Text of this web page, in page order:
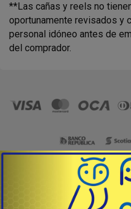
**Las cañas y reels no
oportunamente revisados y
personal idóneo antes de
del comprador.